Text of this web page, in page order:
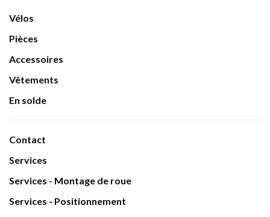
Vélos
Pièces
Accessoires
Vêtements
En solde
Contact
Services
Services - Montage de roue
Services - Positionnement